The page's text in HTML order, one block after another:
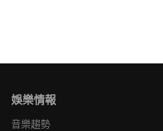
娛樂情報
音樂趨勢